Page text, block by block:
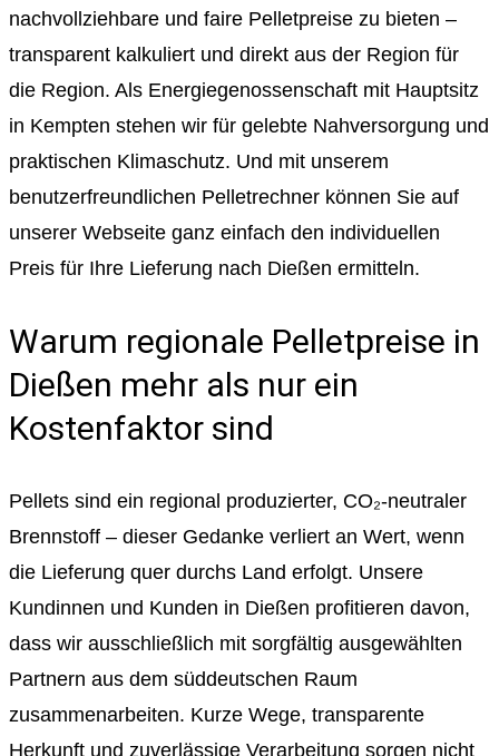
nachvollziehbare und faire Pelletpreise zu bieten –
transparent kalkuliert und direkt aus der Region für
die Region. Als Energiegenossenschaft mit Hauptsitz
in Kempten stehen wir für gelebte Nahversorgung und
praktischen Klimaschutz. Und mit unserem
benutzerfreundlichen Pelletrechner können Sie auf
unserer Webseite ganz einfach den individuellen
Preis für Ihre Lieferung nach Dießen ermitteln.
Warum regionale Pelletpreise in
Dießen mehr als nur ein
Kostenfaktor sind
Pellets sind ein regional produzierter, CO₂-neutraler
Brennstoff – dieser Gedanke verliert an Wert, wenn
die Lieferung quer durchs Land erfolgt. Unsere
Kundinnen und Kunden in Dießen profitieren davon,
dass wir ausschließlich mit sorgfältig ausgewählten
Partnern aus dem süddeutschen Raum
zusammenarbeiten. Kurze Wege, transparente
Herkunft und zuverlässige Verarbeitung sorgen nicht